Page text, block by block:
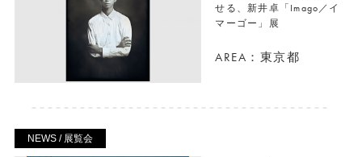
せる、新井卓「Imago／イ
マーゴー」展
AREA：東京都
NEWS / 展覧会